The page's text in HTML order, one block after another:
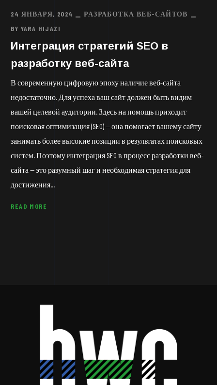
24 ЯНВАРЯ, 2024
РАЗРАБОТКА ВЕБ-САЙТОВ
BY YARA HIJAZI
Интеграция стратегий SEO в
разработку веб-сайта
В современную цифровую эпоху наличие веб-сайта
недостаточно. Для успеха ваш сайт должен быть видим
вашей целевой аудитории. Здесь на помощь приходит
поисковая оптимизация (SEO) — она помогает вашему сайту
занимать более высокие позиции в результатах поисковых
систем. Поэтому интеграция SEO в процесс разработки веб-
сайта — это разумный шаг и необходимая стратегия для
достижения...
READ MORE